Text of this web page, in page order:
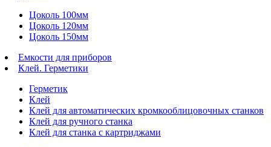
Цоколь 100мм
Цоколь 120мм
Цоколь 150мм
Емкости для приборов
Клей. Герметики
Герметик
Клей
Клей для автоматических кромкооблицовочных станков
Клей для ручного станка
Клей для станка с картриджами